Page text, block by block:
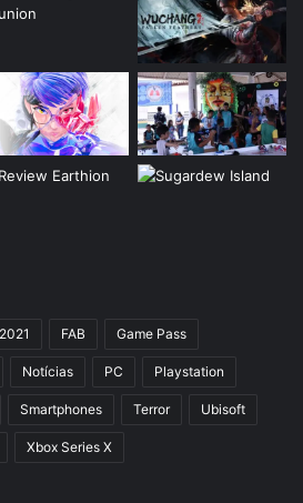
FAB Game Pass
Notícias PC Playstation
Smartphones Terror Ubisoft
Xbox Series X